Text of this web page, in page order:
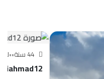
44 سنة •
•